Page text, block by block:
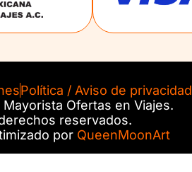
Política / Aviso de privacidad
Ofertas en Viajes.
reservados.
por QueenMoonArt